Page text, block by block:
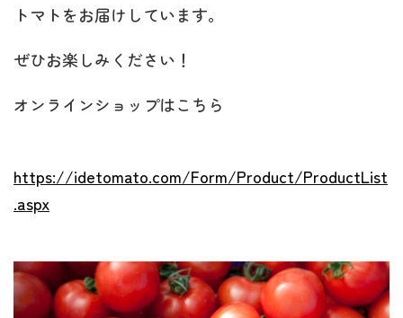
トマトをお届けしています。
ぜひお楽しみください！
オンラインショップはこちら
https://idetomato.com/Form/Product/ProductList
.aspx